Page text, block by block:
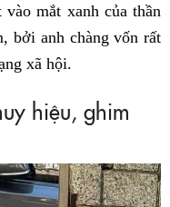
mắt xanh của thần
bởi anh chàng vốn rất
xã hội.
hiệu, ghim